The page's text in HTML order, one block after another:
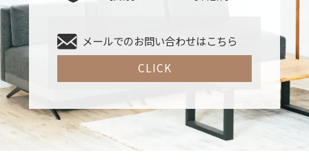
メールでのお問い合わせはこちら
CLICK